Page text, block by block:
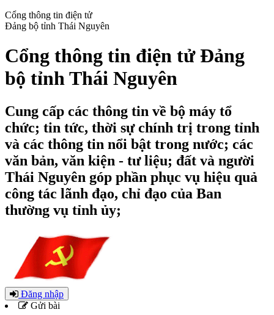
Cổng thông tin điện tử
Đảng bộ tỉnh Thái Nguyên
Cổng thông tin điện tử Đảng
bộ tỉnh Thái Nguyên
Cung cấp các thông tin về bộ máy tổ
chức; tin tức, thời sự chính trị trong tỉnh
và các thông tin nổi bật trong nước; các
văn bản, văn kiện - tư liệu; đất và người
Thái Nguyên góp phần phục vụ hiệu quả
công tác lãnh đạo, chỉ đạo của Ban
thường vụ tỉnh ủy;
Đăng nhập
Gửi bài